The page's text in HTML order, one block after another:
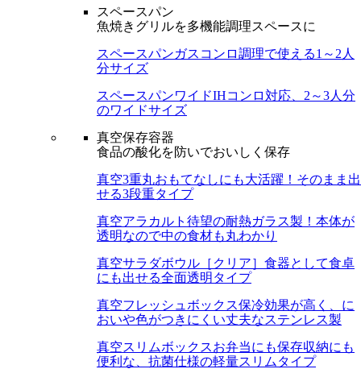
スペースパン
魚焼きグリルを多機能調理スペースに
スペースパンガスコンロ調理で使える1～2人
分サイズ
スペースパンワイドIHコンロ対応、2～3人分
のワイドサイズ
真空保存容器
食品の酸化を防いでおいしく保存
真空3重丸おもてなしにも大活躍！そのまま出
せる3段重タイプ
真空アラカルト 待望の耐熱ガラス製！本体が
透明なので中の食材も丸わかり
真空サラダボウル［クリア］ 食器として食卓
にも出せる全面透明タイプ
真空フレッシュボックス保冷効果が高く、に
おいや色がつきにくい丈夫なステンレス製
真空スリムボックスお弁当にも保存収納にも
便利な、抗菌仕様の軽量スリムタイプ